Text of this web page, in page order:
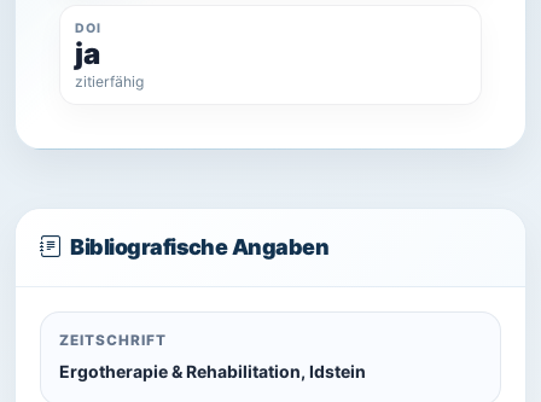
DOI
ja
zitierfähig
Bibliografische Angaben
ZEITSCHRIFT
Ergotherapie & Rehabilitation, Idstein